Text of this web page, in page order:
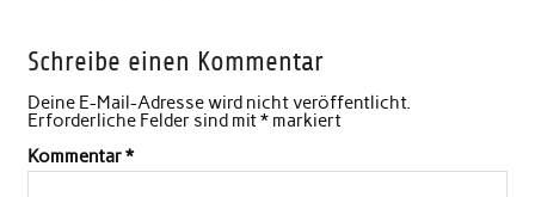
Schreibe einen Kommentar
Deine E-Mail-Adresse wird nicht veröffentlicht.
Erforderliche Felder sind mit*markiert
Kommentar*